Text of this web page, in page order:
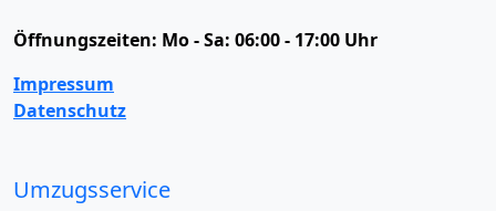
Öffnungszeiten: Mo - Sa: 06:00 - 17:00 Uhr
Impressum
Datenschutz
Umzugsservice